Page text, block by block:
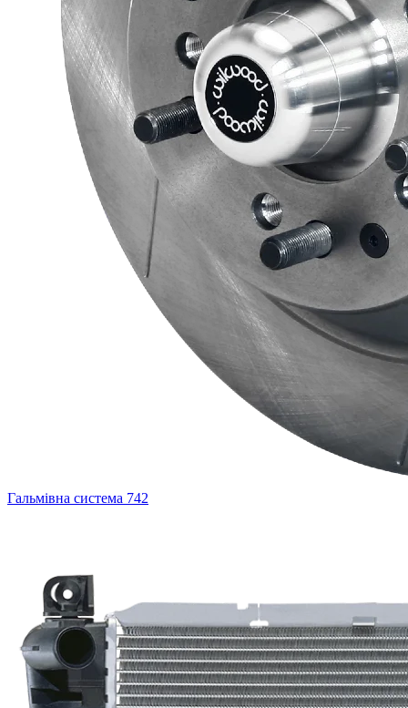
Гальмівна система 742